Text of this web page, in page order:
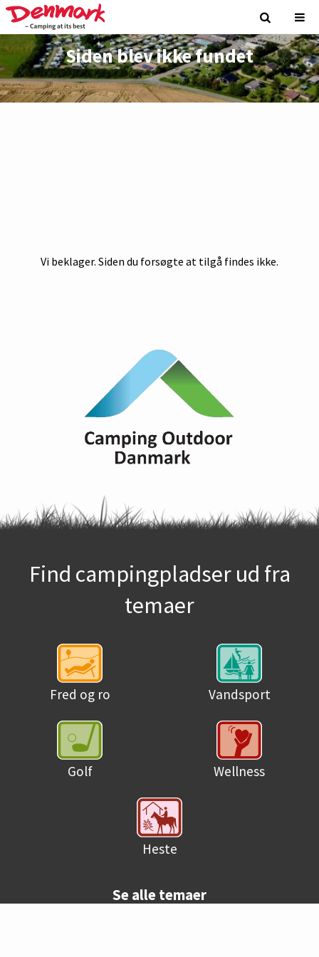
Siden blev ikke fundet
Vi beklager. Siden du forsøgte at tilgå findes ikke.
Find campingpladser ud fra
temaer
Fred og ro Vandsport
Golf Wellness
Heste
Se alle temaer